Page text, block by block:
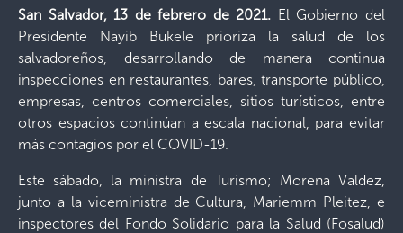
San Salvador, 13 de febrero de 2021. El Gobierno del
Presidente Nayib Bukele prioriza la salud de los
salvadoreños, desarrollando de manera continua
inspecciones en restaurantes, bares, transporte público,
empresas, centros comerciales, sitios turísticos, entre
otros espacios continúan a escala nacional, para evitar
más contagios por el COVID-19.
Este sábado, la ministra de Turismo; Morena Valdez,
junto a la viceministra de Cultura, Mariemm Pleitez, e
inspectores del Fondo Solidario para la Salud (Fosalud)